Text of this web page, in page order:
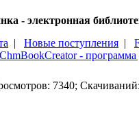
- электронная
| Новые поступления |
ChmBookCreator -
7340;